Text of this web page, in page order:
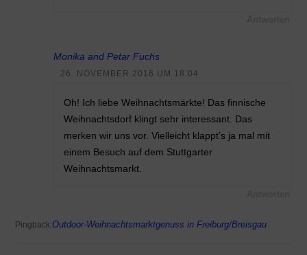
Monika and Petar Fuchs
26. NOVEMBER 2016 UM 18:04
Oh! Ich liebe Weihnachtsmärkte! Das finnische
Weihnachtsdorf klingt sehr interessant. Das
merken wir uns vor. Vielleicht klappt’s ja mal mit
einem Besuch auf dem Stuttgarter
Weihnachtsmarkt.
Pingback:Outdoor-Weihnachtsmarktgenuss in Freiburg/Breisgau